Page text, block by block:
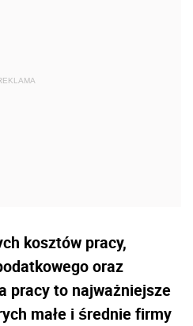
kosztów pracy,
oraz
pracy to najważniejsze
małe i średnie firmy